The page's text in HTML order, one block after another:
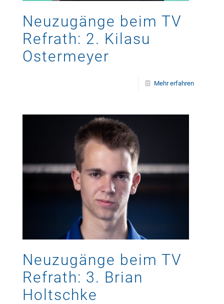
Neuzugänge beim TV
Refrath: 2. Kilasu
Ostermeyer
Mehr erfahren
Neuzugänge beim TV
Refrath: 3. Brian
Holtschke